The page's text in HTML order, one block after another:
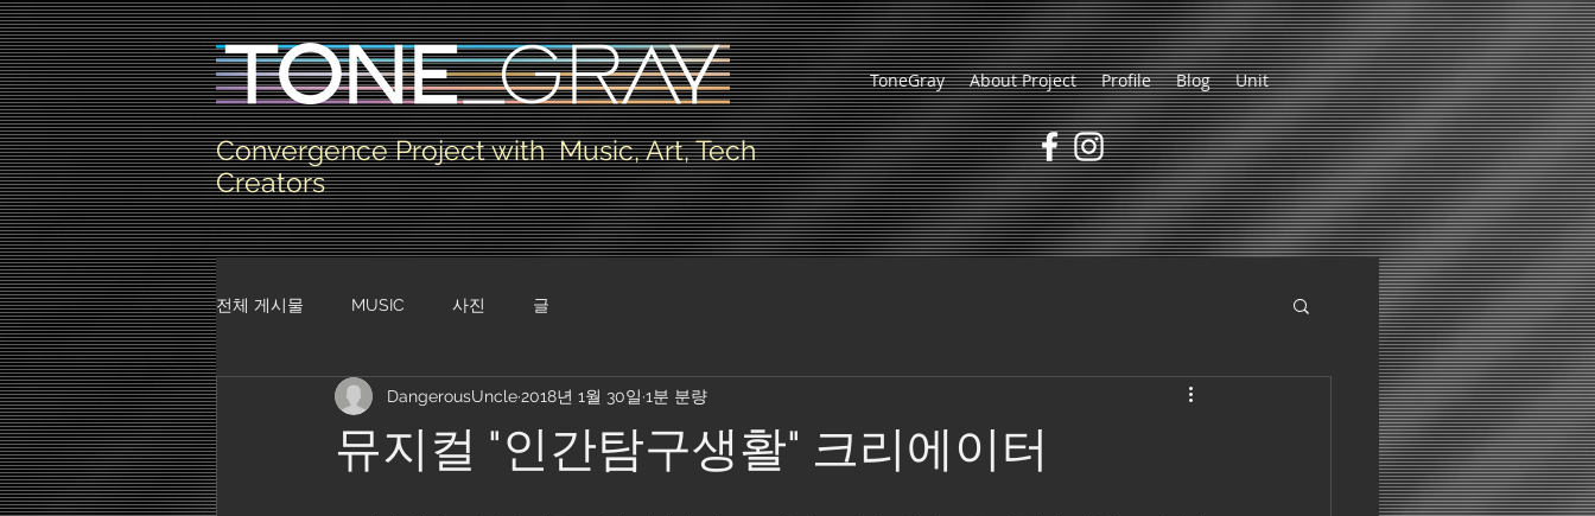
Convergence Project with Music, Art, Tech
Creators
ToneGray About Project Profile Blog Unit
전체 게시물 MUSIC 사진 글
뮤지컬 "인간탐구생활" 크리에이터
DangerousUncle2018년 1월 30일 1분 분량